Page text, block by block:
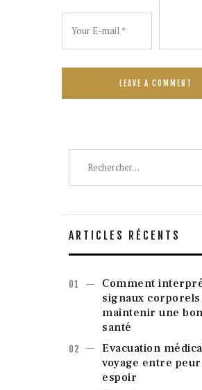
ARTICLES RÉCENTS
Comment
signaux
maintenir une
santé
Evacuation
voyage entre
espoir